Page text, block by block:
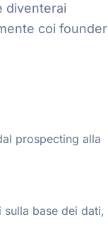
diventerai
coi founder
prospecting alla
base dei dati,